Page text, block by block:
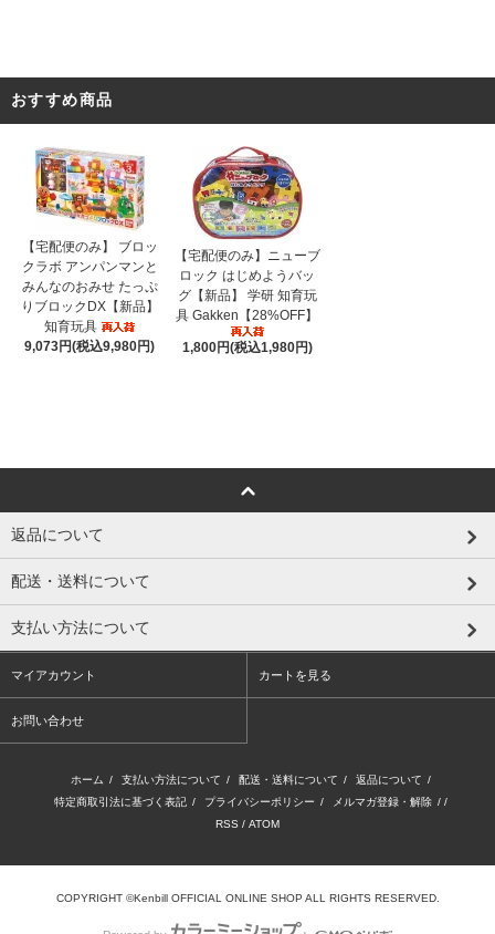
おすすめ商品
【宅配便のみ】 ブロッ
クラボ アンパンマンと
みんなのおみせ たっぷ
りブロックDX【新品】
知育玩具
9,073円(税込9,980円)
【宅配便のみ】ニューブ
ロック はじめようバッ
グ【新品】 学研 知育玩
具 Gakken【28%OFF】
1,800円(税込1,980円)
返品について
配送・送料について
支払い方法について
マイアカウント カートを見る
お問い合わせ
ホーム / 支払い方法について / 配送・送料について / 返品について /
特定商取引法に基づく表記 / プライバシーポリシー / メルマガ登録・解除 / /
RSS / ATOM
COPYRIGHT ©Kenbill OFFICIAL ONLINE SHOP ALL RIGHTS RESERVED.